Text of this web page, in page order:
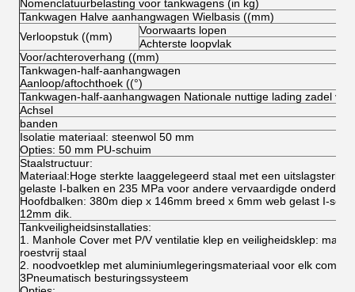
Nomenclatuurbelasting voor tankwagens (in kg)
Tankwagen Halve aanhangwagen Wielbasis ((mm)
Verloopstuk ((mm)
Voorwaarts lopen
Achterste loopvlak
Voor/achteroverhang ((mm)
Tankwagen-half-aanhangwagen
Aanloop/aftochthoek ((°)
Tankwagen-half-aanhangwagen Nationale nuttige lading zadel
Achsel
banden
Isolatie materiaal: steenwol 50 mm
Opties: 50 mm PU-schuim
Staalstructuur:
Materiaal:Hoge sterkte laaggelegeerd staal met een
gelaste I-balken en 235 MPa voor andere vervaardigde
Hoofdbalken: 380m diep x 146mm breed x 6mm web gelast I-
12mm dik.
Tankveiligheidsinstallaties:
1. Manhole Cover met P/V ventilatie klep en veiligheidsklep:
roestvrij staal
2. noodvoetklep met aluminiumlegeringsmateriaal voor elk
3Pneumatisch besturingssysteem